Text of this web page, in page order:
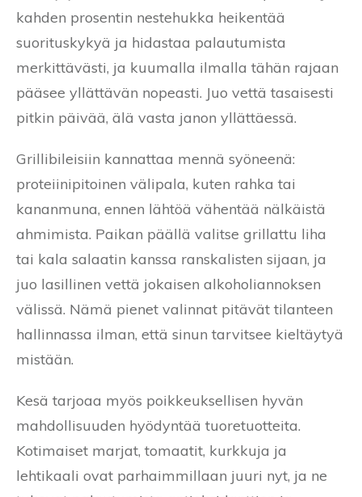
kahden prosentin nestehukka heikentää
suorituskykyä ja hidastaa palautumista
merkittävästi, ja kuumalla ilmalla tähän rajaan
pääsee yllättävän nopeasti. Juo vettä tasaisesti
pitkin päivää, älä vasta janon yllättäessä.
Grillibileisiin kannattaa mennä syöneenä:
proteiinipitoinen välipala, kuten rahka tai
kananmuna, ennen lähtöä vähentää nälkäistä
ahmimista. Paikan päällä valitse grillattu liha
tai kala salaatin kanssa ranskalisten sijaan, ja
juo lasillinen vettä jokaisen alkoholiannoksen
välissä. Nämä pienet valinnat pitävät tilanteen
hallinnassa ilman, että sinun tarvitsee kieltäytyä
mistään.
Kesä tarjoaa myös poikkeuksellisen hyvän
mahdollisuuden hyödyntää tuoretuotteita.
Kotimaiset marjat, tomaatit, kurkkuja ja
lehtikaali ovat parhaimmillaan juuri nyt, ja ne